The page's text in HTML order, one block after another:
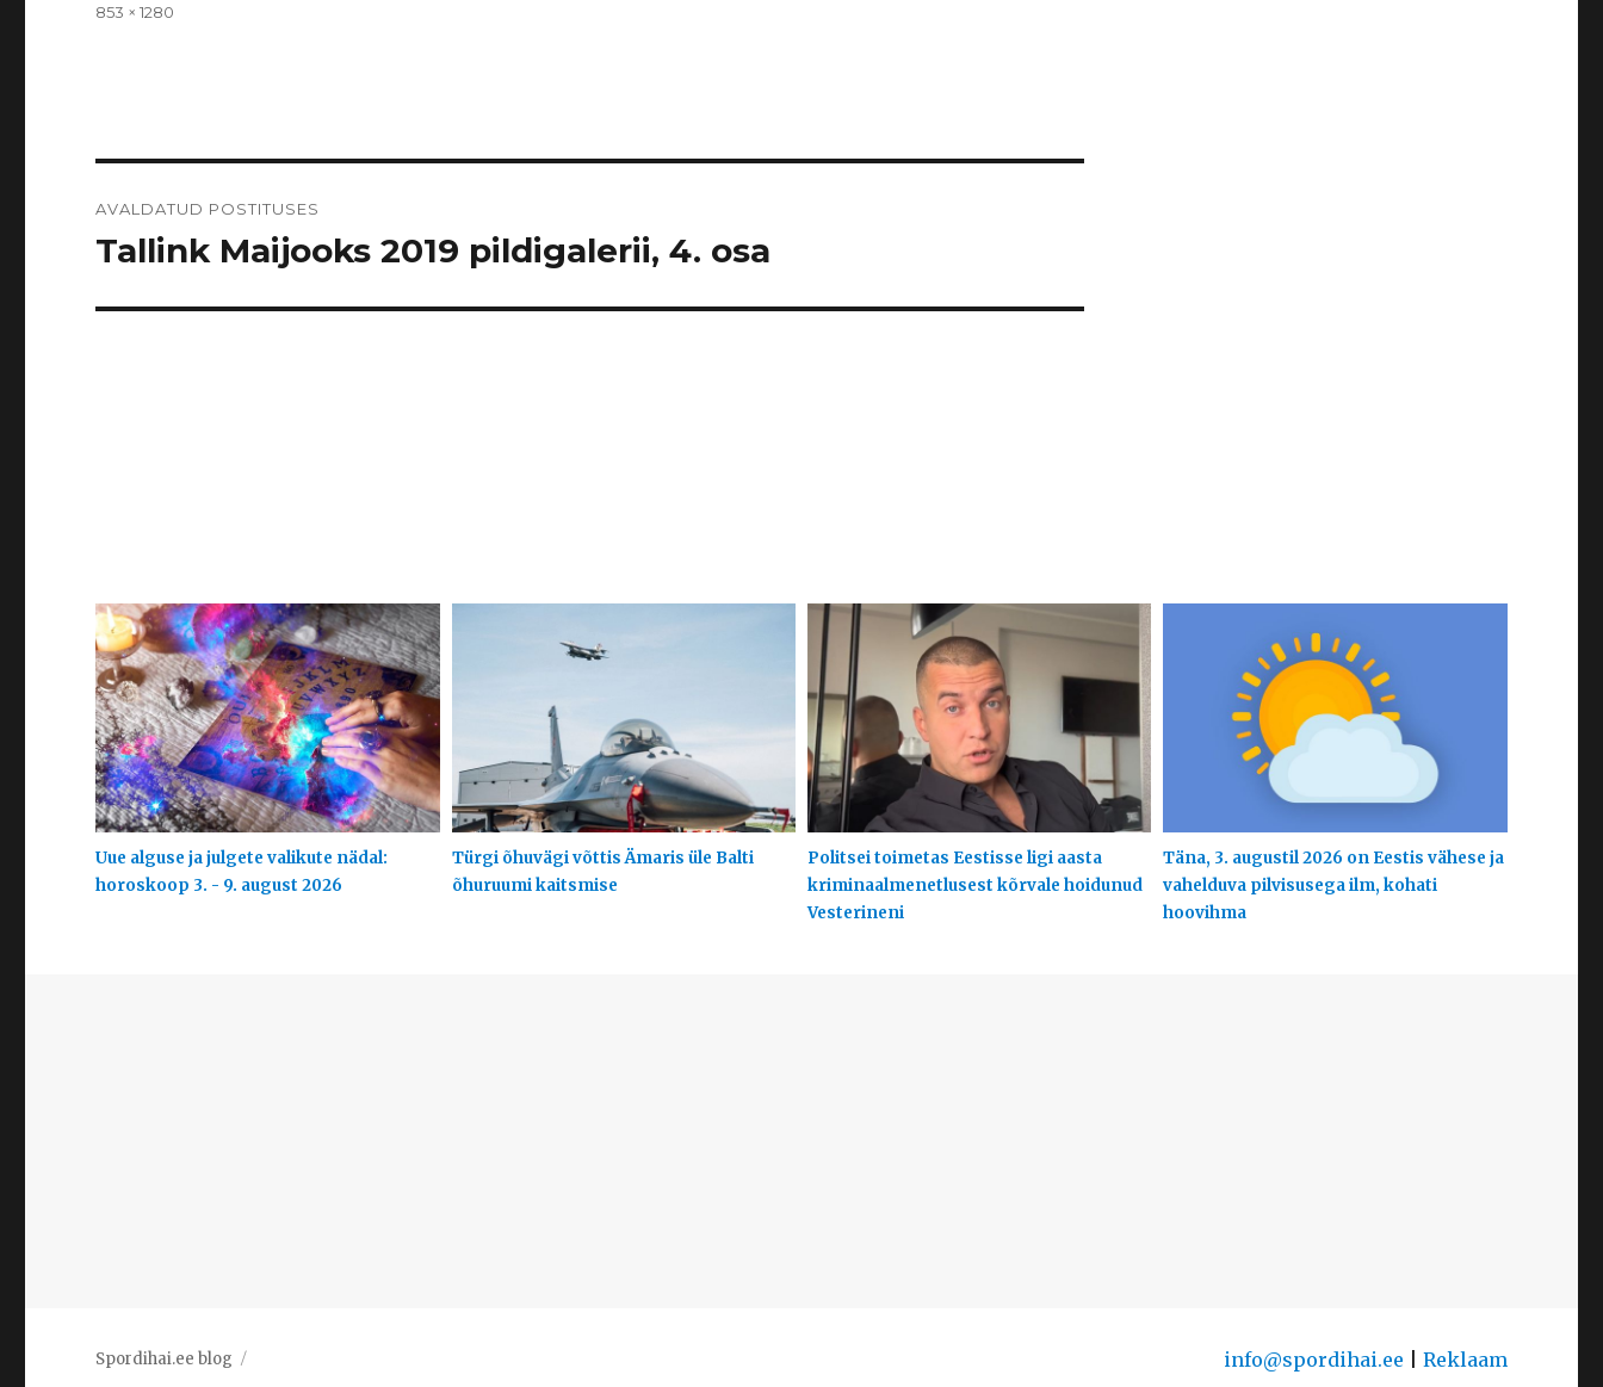
Täissuurus
853 × 1280
AVALDATUD POSTITUSES
Tallink Maijooks 2019 pildigalerii, 4. osa
Uue alguse ja julgete valikute nädal:
horoskoop 3. - 9. august 2026
Türgi õhuvägi võttis Ämaris üle Balti
õhuruumi kaitsmise
Politsei toimetas Eestisse ligi aasta
kriminaalmenetlusest kõrvale hoidunud
Vesterineni
Täna, 3. augustil 2026 on Eestis vähese ja
vahelduva pilvisusega ilm, kohati
hoovihma
Spordihai.ee blog info@spordihai.ee Reklaam